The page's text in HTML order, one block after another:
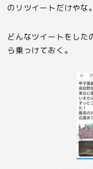
のリツイートだけやな。
どんなツイートをした
ら乗っけておく。